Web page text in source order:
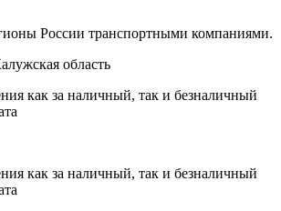
России транспортными компаниями.
область
как за наличный, так и безналичный
как за наличный, так и безналичный